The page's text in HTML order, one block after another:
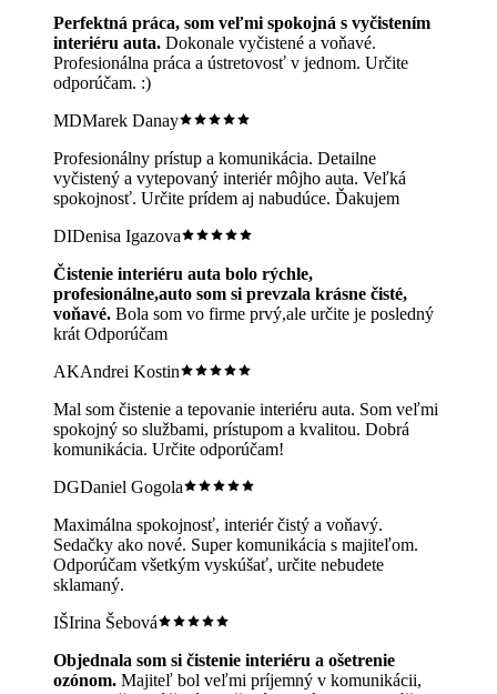
Perfektná práca, som veľmi spokojná s vyčistením
interiéru auta. Dokonale vyčistené a voňavé.
Profesionálna práca a ústretovosť v jednom. Určite
odporúčam. :)
MDMarek Danay
Profesionálny prístup a komunikácia. Detailne
vyčistený a vytepovaný interiér môjho auta. Veľká
spokojnosť. Určite prídem aj nabudúce. Ďakujem
DIDenisa Igazova
Čistenie interiéru auta bolo rýchle,
profesionálne,auto som si prevzala krásne čisté,
voňavé. Bola som vo firme prvý,ale určite je posledný
krát Odporúčam
AKAndrei Kostin
Mal som čistenie a tepovanie interiéru auta. Som veľmi
spokojný so službami, prístupom a kvalitou. Dobrá
komunikácia. Určite odporúčam!
DGDaniel Gogola
Maximálna spokojnosť, interiér čistý a voňavý.
Sedačky ako nové. Super komunikácia s majiteľom.
Odporúčam všetkým vyskúšať, určite nebudete
sklamaný.
IŠIrina Šebová
Objednala som si čistenie interiéru a ošetrenie
ozónom. Majiteľ bol veľmi príjemný v komunikácii,